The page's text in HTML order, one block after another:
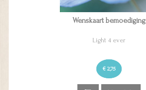
Wenskaart bemoediging
Light 4 ever
€ 2,75